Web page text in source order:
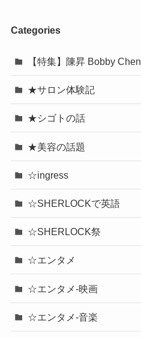
Categories
【特集】陳昇 Bobby Chen
★サロン体験記
★シゴトの話
★美容の話題
☆ingress
☆SHERLOCKで英語
☆SHERLOCK祭
☆エンタメ
☆エンタメ-映画
☆エンタメ-音楽